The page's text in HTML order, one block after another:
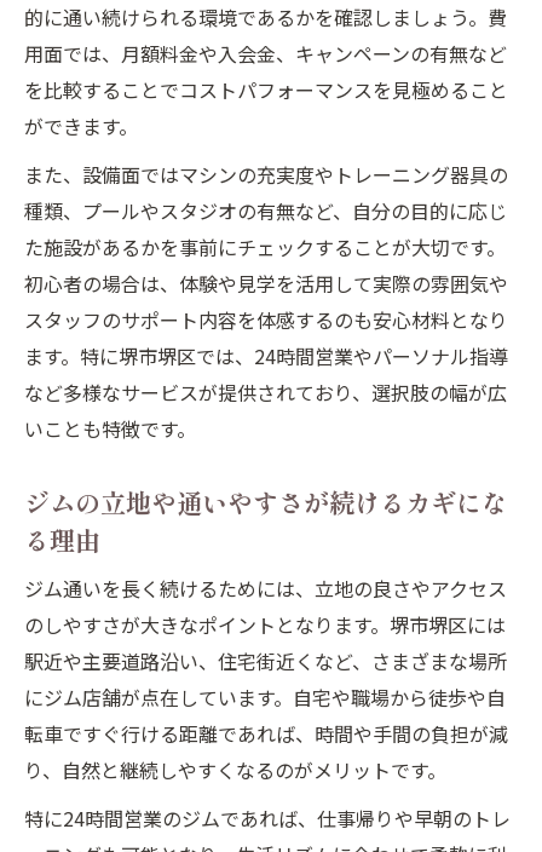
無理なく続けるジム通いのコツとは
ジム通いを日常化するための習慣化テクニ
ック
ジムの営業時間やサービスを賢く活用する
方法
ジムのモチベーション維持に役立つ工夫
ジム選びで失敗しない続けやすさのポイン
ト
ジム利用者の口コミから学ぶ継続の秘訣
ジムの充実設備とコスパ徹底検証
ジム設備の充実度が満足度を左右する理由
点
証
ジムの無料体験やキャンペーン情報の見極
め方
トレーニングジムの価格とサービスの関係
性
堺区の24時間ジムで叶える自分時間
24時間ジムの利便性と活用メリットとは
的に通い続けられる環境であるかを確認しましょう。費
用面では、月額料金や入会金、キャンペーンの有無など
を比較することでコストパフォーマンスを見極めること
ができます。
また、設備面ではマシンの充実度やトレーニング器具の
種類、プールやスタジオの有無など、自分の目的に応じ
た施設があるかを事前にチェックすることが大切です。
初心者の場合は、体験や見学を活用して実際の雰囲気や
スタッフのサポート内容を体感するのも安心材料となり
ます。特に堺市堺区では、24時間営業やパーソナル指導
など多様なサービスが提供されており、選択肢の幅が広
いことも特徴です。
ジムの立地や通いやすさが続けるカギにな
る理由
ジム通いを長く続けるためには、立地の良さやアクセス
のしやすさが大きなポイントとなります。堺市堺区には
駅近や主要道路沿い、住宅街近くなど、さまざまな場所
にジム店舗が点在しています。自宅や職場から徒歩や自
転車ですぐ行ける距離であれば、時間や手間の負担が減
り、自然と継続しやすくなるのがメリットです。
特に24時間営業のジムであれば、仕事帰りや早朝のトレ